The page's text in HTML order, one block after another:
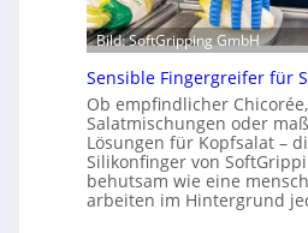
Bild: SoftGripping GmbH
Sensible Fingergreifer für
Ob empfindlicher
Salatmischungen oder
Lösungen für Kopfsalat –
Silikonfinger von
behutsam wie eine
arbeiten im Hintergrund